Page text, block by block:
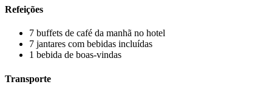
Refeições
7 buffets de café da manhã no hotel
7 jantares com bebidas incluídas
1 bebida de boas-vindas
Transporte